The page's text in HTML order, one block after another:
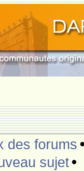
des forums
sujet•